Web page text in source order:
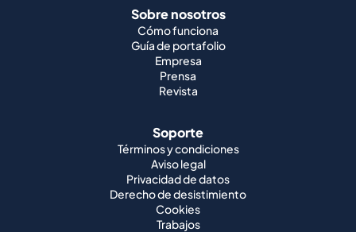
Sobre nosotros
Cómo funciona
Guía de portafolio
Empresa
Prensa
Revista
Soporte
Términos y condiciones
Aviso legal
Privacidad de datos
Derecho de desistimiento
Cookies
Trabajos